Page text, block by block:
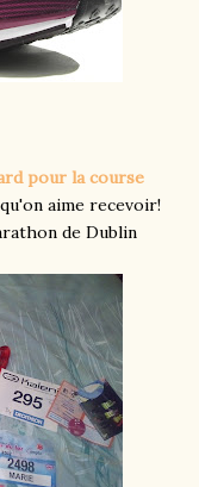
pour la course
aime recevoir!
de Dublin